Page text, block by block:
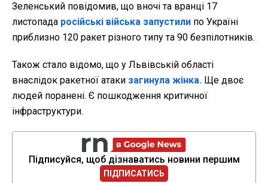
Зеленський повідомив, що вночі та вранці 17
листопада російські війська запустили по Україні
приблизно 120 ракет різного типу та 90 безпілотників.
Також стало відомо, що у Львівській області
внаслідок ракетної атаки загинула жінка. Ще двоє
людей поранені. Є пошкодження критичної
інфраструктури.
Підписуйся, щоб дізнаватись новини першим
ПІДПИСАТИСЬ